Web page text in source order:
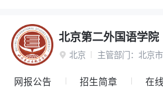
北京第二外国语学院
 北京 主管部门： 北京市
网报公告 招生简章 在